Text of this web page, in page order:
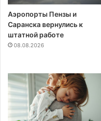
Аэропорты Пензы и
Саранска вернулись к
штатной работе
08.08.2026